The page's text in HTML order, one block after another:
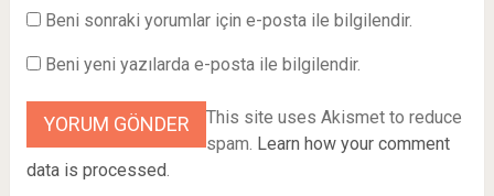
Beni sonraki yorumlar için e-posta ile bilgilendir.
Beni yeni yazılarda e-posta ile bilgilendir.
This site uses Akismet to reduce
spam. Learn how your comment
data is processed.